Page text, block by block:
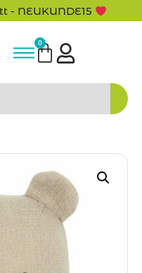
- NEUKUNDE15
0